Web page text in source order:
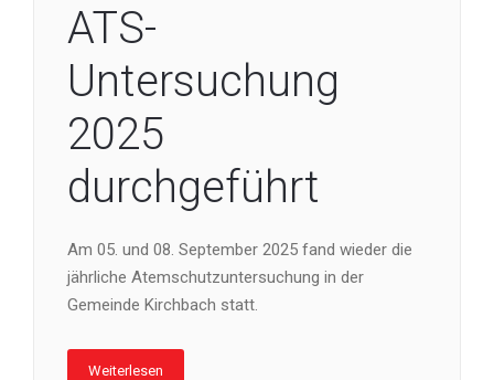
ATS-
Untersuchung
2025
durchgeführt
Am 05. und 08. September 2025 fand wieder die
jährliche Atemschutzuntersuchung in der
Gemeinde Kirchbach statt.
Weiterlesen